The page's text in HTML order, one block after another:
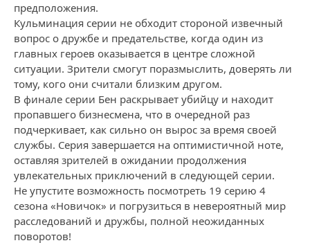
предположения.
Кульминация серии не обходит стороной извечный
вопрос о дружбе и предательстве, когда один из
главных героев оказывается в центре сложной
ситуации. Зрители смогут поразмыслить, доверять ли
тому, кого они считали близким другом.
В финале серии Бен раскрывает убийцу и находит
пропавшего бизнесмена, что в очередной раз
подчеркивает, как сильно он вырос за время своей
службы. Серия завершается на оптимистичной ноте,
оставляя зрителей в ожидании продолжения
увлекательных приключений в следующей серии.
Не упустите возможность посмотреть 19 серию 4
сезона «Новичок» и погрузиться в невероятный мир
расследований и дружбы, полной неожиданных
поворотов!